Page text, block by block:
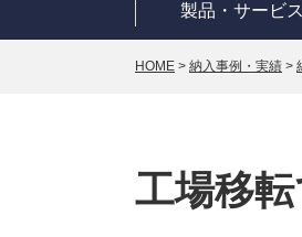
製品・サービス
HOME > 納入事例・実績 >
工場移